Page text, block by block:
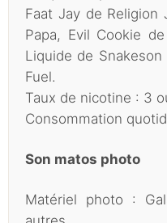
Faat Jay de Religion
Papa, Evil Cookie
Liquide de
Fuel.
Taux de nicotine : 3
Consommation
Son matos photo
Matériel photo :